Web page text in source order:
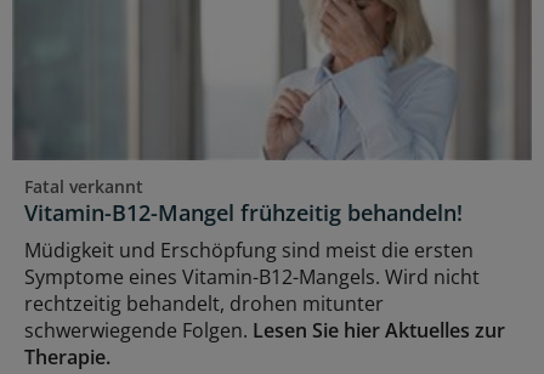
Fatal verkannt
Vitamin-B12-Mangel frühzeitig behandeln!
Müdigkeit und Erschöpfung sind meist die ersten
Symptome eines Vitamin-B12-Mangels. Wird nicht
rechtzeitig behandelt, drohen mitunter
schwerwiegende Folgen. Lesen Sie hier Aktuelles zur
Therapie.